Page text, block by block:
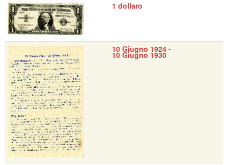
1 dollaro
10 Giugno 1924 -
10 Giugno 1930